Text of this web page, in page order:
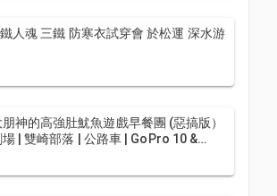
人魂 三鐵 防寒衣試穿會 於松運 深水游
神的高強肚魷魚遊戲早餐團 (惡搞版）
| 雙崎部落 | 公路車 | GoPro 10 &
拍攝 | CT Yeh